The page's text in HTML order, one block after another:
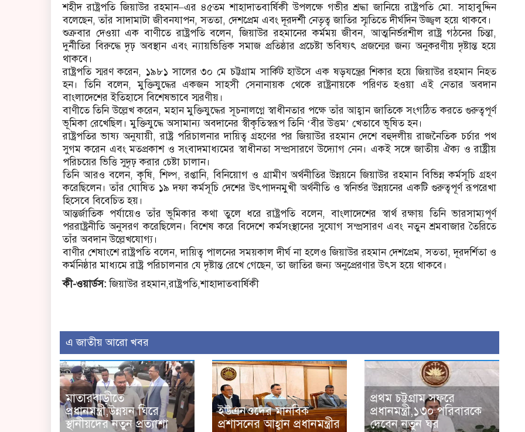
শহীদ রাষ্ট্রপতি জিয়াউর রহমান–এর ৪৫তম শাহাদাতবার্ষিকী উপলক্ষে গভীর শ্রদ্ধা জানিয়ে রাষ্ট্রপতি মো. সাহাবুদ্দিন
বলেছেন, তাঁর সাদামাটা জীবনযাপন, সততা, দেশপ্রেম এবং দূরদর্শী নেতৃত্ব জাতির স্মৃতিতে দীর্ঘদিন উজ্জ্বল হয়ে থাকবে।
শুক্রবার দেওয়া এক বাণীতে রাষ্ট্রপতি বলেন, জিয়াউর রহমানের কর্মময় জীবন, আত্মনির্ভরশীল রাষ্ট্র গঠনের চিন্তা,
দুর্নীতির বিরুদ্ধে দৃঢ় অবস্থান এবং ন্যায়ভিত্তিক সমাজ প্রতিষ্ঠার প্রচেষ্টা ভবিষ্যৎ প্রজন্মের জন্য অনুকরণীয় দৃষ্টান্ত হয়ে
থাকবে।
রাষ্ট্রপতি স্মরণ করেন, ১৯৮১ সালের ৩০ মে চট্টগ্রাম সার্কিট হাউসে এক ষড়যন্ত্রের শিকার হয়ে জিয়াউর রহমান নিহত
হন। তিনি বলেন, মুক্তিযুদ্ধের একজন সাহসী সেনানায়ক থেকে রাষ্ট্রনায়কে পরিণত হওয়া এই নেতার অবদান
বাংলাদেশের ইতিহাসে বিশেষভাবে স্মরণীয়।
বাণীতে তিনি উল্লেখ করেন, মহান মুক্তিযুদ্ধের সূচনালগ্নে স্বাধীনতার পক্ষে তাঁর আহ্বান জাতিকে সংগঠিত করতে গুরুত্বপূর্ণ
ভূমিকা রেখেছিল। মুক্তিযুদ্ধে অসামান্য অবদানের স্বীকৃতিস্বরূপ তিনি ‘বীর উত্তম’ খেতাবে ভূষিত হন।
রাষ্ট্রপতির ভাষ্য অনুযায়ী, রাষ্ট্র পরিচালনার দায়িত্ব গ্রহণের পর জিয়াউর রহমান দেশে বহুদলীয় রাজনৈতিক চর্চার পথ
সুগম করেন এবং মতপ্রকাশ ও সংবাদমাধ্যমের স্বাধীনতা সম্প্রসারণে উদ্যোগ নেন। একই সঙ্গে জাতীয় ঐক্য ও রাষ্ট্রীয়
পরিচয়ের ভিত্তি সুদৃঢ় করার চেষ্টা চালান।
তিনি আরও বলেন, কৃষি, শিল্প, রপ্তানি, বিনিয়োগ ও গ্রামীণ অর্থনীতির উন্নয়নে জিয়াউর রহমান বিভিন্ন কর্মসূচি গ্রহণ
করেছিলেন। তাঁর ঘোষিত ১৯ দফা কর্মসূচি দেশের উৎপাদনমুখী অর্থনীতি ও স্বনির্ভর উন্নয়নের একটি গুরুত্বপূর্ণ রূপরেখা
হিসেবে বিবেচিত হয়।
আন্তর্জাতিক পর্যায়েও তাঁর ভূমিকার কথা তুলে ধরে রাষ্ট্রপতি বলেন, বাংলাদেশের স্বার্থ রক্ষায় তিনি ভারসাম্যপূর্ণ
পররাষ্ট্রনীতি অনুসরণ করেছিলেন। বিশেষ করে বিদেশে কর্মসংস্থানের সুযোগ সম্প্রসারণ এবং নতুন শ্রমবাজার তৈরিতে
তাঁর অবদান উল্লেখযোগ্য।
বাণীর শেষাংশে রাষ্ট্রপতি বলেন, দায়িত্ব পালনের সময়কাল দীর্ঘ না হলেও জিয়াউর রহমান দেশপ্রেম, সততা, দূরদর্শিতা ও
কর্মনিষ্ঠার মাধ্যমে রাষ্ট্র পরিচালনার যে দৃষ্টান্ত রেখে গেছেন, তা জাতির জন্য অনুপ্রেরণার উৎস হয়ে থাকবে।
কী-ওয়ার্ডস:জিয়াউর রহমান,রাষ্ট্রপতি,শাহাদাতবার্ষিকী
এ জাতীয় আরো খবর
মাতারবাড়ীতে
প্রধানমন্ত্রী,উন্নয়ন ঘিরে
স্থানীয়দের নতুন প্রত্যাশা
ইউএনওদের মানবিক
প্রশাসনের আহ্বান প্রধানমন্ত্রীর
প্রথম চট্টগ্রাম সফরে
প্রধানমন্ত্রী,১৩০ পরিবারকে
দেবেন নতুন ঘর